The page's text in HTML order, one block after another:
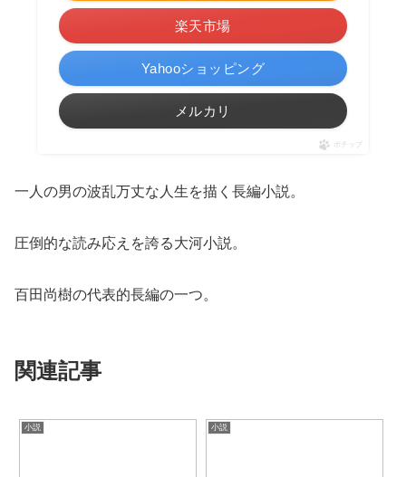
楽天市場
Yahooショッピング
メルカリ
ポチップ
一人の男の波乱万丈な人生を描く長編小説。
圧倒的な読み応えを誇る大河小説。
百田尚樹の代表的長編の一つ。
関連記事
小説 小説